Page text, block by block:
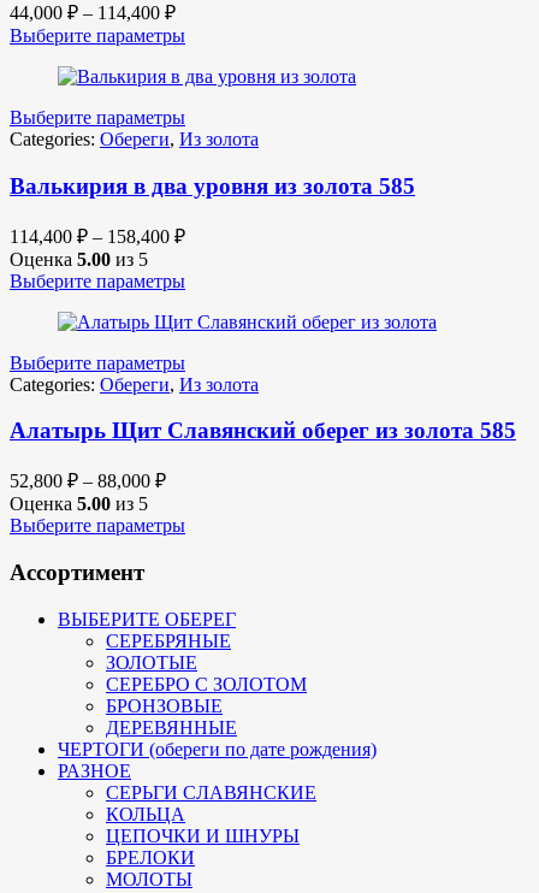
44,000 ₽ – 114,400 ₽
Выберите параметры
Выберите параметры
Categories: Обереги, Из золота
Валькирия в два уровня из золота 585
114,400 ₽ – 158,400 ₽
Оценка 5.00 из 5
Выберите параметры
Выберите параметры
Categories: Обереги, Из золота
Алатырь Щит Славянский оберег из золота 585
52,800 ₽ – 88,000 ₽
Оценка 5.00 из 5
Выберите параметры
Ассортимент
ВЫБЕРИТЕ ОБЕРЕГ
СЕРЕБРЯНЫЕ
ЗОЛОТЫЕ
СЕРЕБРО С ЗОЛОТОМ
БРОНЗОВЫЕ
ДЕРЕВЯННЫЕ
ЧЕРТОГИ (обереги по дате рождения)
РАЗНОЕ
СЕРЬГИ СЛАВЯНСКИЕ
КОЛЬЦА
ЦЕПОЧКИ И ШНУРЫ
БРЕЛОКИ
МОЛОТЫ